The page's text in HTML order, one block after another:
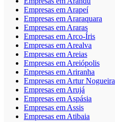
Empresas em Arapeí
Empresas em Araraquara
Empresas em Araras
Empresas em Arco-Íris
Empresas em Arealva
Empresas em Areias
Empresas em Areiópolis
Empresas em Ariranha
Empresas em Artur Nogueira
Empresas em Arujá
Empresas em Aspásia
Empresas em Assis
Empresas em Atibaia